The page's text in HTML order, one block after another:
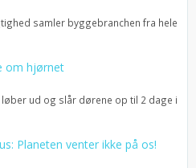
samler byggebranchen fra hele
om hjørnet
ud og slår dørene op til 2 dage i
Planeten venter ikke på os!